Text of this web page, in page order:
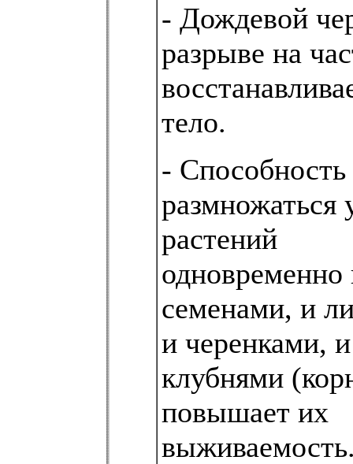
- Дождевой
разрыве на
тело.
- Способность
размножаться
растений
одновременно
семенами, и
и черенками, и
клубнями
повышает их